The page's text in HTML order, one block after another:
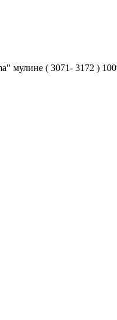
мулине ( 3071- 3172 )